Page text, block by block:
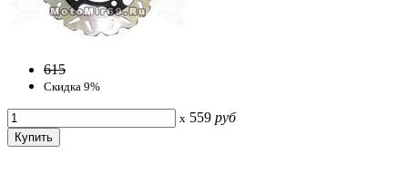
615
Скидка 9%
x 559 руб